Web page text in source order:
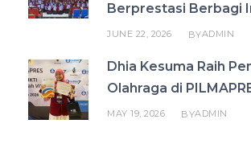
Berprestasi Berbagi
JUNE 22, 2026 BYADMIN
Dhia Kesuma Raih
Olahraga di
MAY 19, 2026 BYADMIN